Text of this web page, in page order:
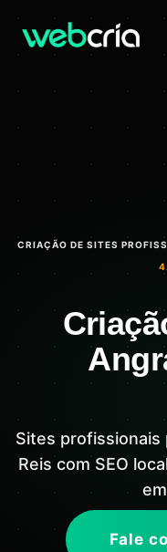
CRIAÇÃO DE SITES
Sites profissionais
Reis com SEO
Fale